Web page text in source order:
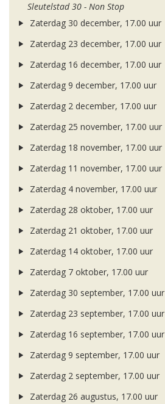
Sleutelstad 30 - Non Stop
Zaterdag 30 december, 17.00 uur
Zaterdag 23 december, 17.00 uur
Zaterdag 16 december, 17.00 uur
Zaterdag 9 december, 17.00 uur
Zaterdag 2 december, 17.00 uur
Zaterdag 25 november, 17.00 uur
Zaterdag 18 november, 17.00 uur
Zaterdag 11 november, 17.00 uur
Zaterdag 4 november, 17.00 uur
Zaterdag 28 oktober, 17.00 uur
Zaterdag 21 oktober, 17.00 uur
Zaterdag 14 oktober, 17.00 uur
Zaterdag 7 oktober, 17.00 uur
Zaterdag 30 september, 17.00 uur
Zaterdag 23 september, 17.00 uur
Zaterdag 16 september, 17.00 uur
Zaterdag 9 september, 17.00 uur
Zaterdag 2 september, 17.00 uur
Zaterdag 26 augustus, 17.00 uur